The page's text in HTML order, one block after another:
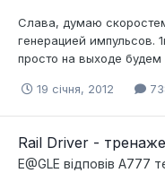
Слава, думаю
генерацией импульсов.
просто на выходе будем
19 січня, 2012
Rail Driver -
E@GLE відповів A777